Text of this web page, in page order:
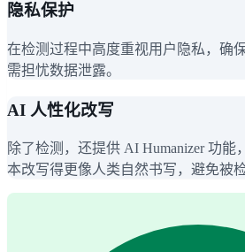
隐私保护
在检测过程中高度重视用户隐私，确
需担忧数据泄露。
AI 人性化改写
除了检测，还提供 AI Humanizer 功
本改写得更像人类自然书写，避免被